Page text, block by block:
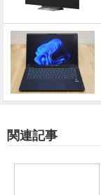
関連記事